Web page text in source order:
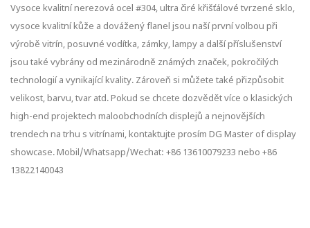
Vysoce kvalitní nerezová ocel #304, ultra čiré křišťálové tvrzené sklo,
vysoce kvalitní kůže a dovážený flanel jsou naší první volbou při
výrobě vitrín, posuvné vodítka, zámky, lampy a další příslušenství
jsou také vybrány od mezinárodně známých značek, pokročilých
technologií a vynikající kvality. Zároveň si můžete také přizpůsobit
velikost, barvu, tvar atd. Pokud se chcete dozvědět více o klasických
high-end projektech maloobchodních displejů a nejnovějších
trendech na trhu s vitrínami, kontaktujte prosím DG Master of display
showcase. Mobil/Whatsapp/Wechat: +86 13610079233 nebo +86
13822140043